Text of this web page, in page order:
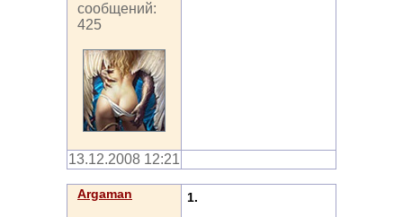
сообщений:
425
13.12.2008 12:21
Argaman 1.